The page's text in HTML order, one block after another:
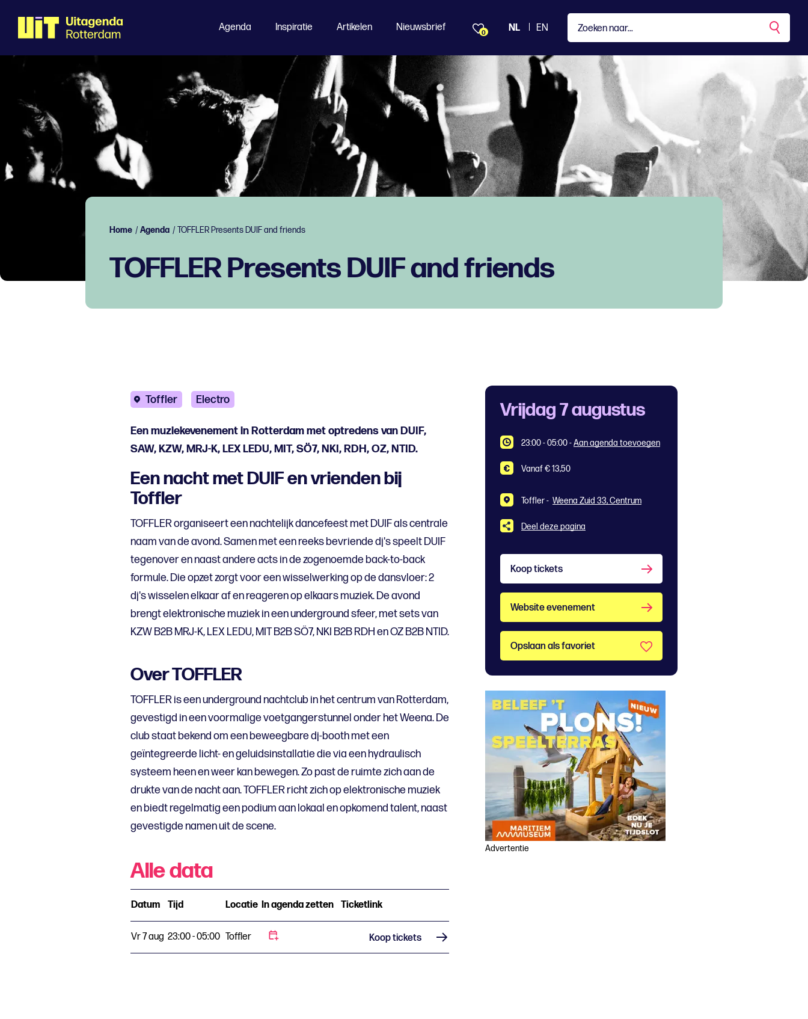
Agenda Inspiratie Artikelen Nieuwsbrief 0 NL EN
Home /Agenda /TOFFLER Presents DUIF and friends
TOFFLER Presents DUIF and friends
Toffler Electro
Een muziekevenement in Rotterdam met optredens van DUIF,
SAW, KZW, MRJ-K, LEX LEDU, MIT, SÖ7, NKI, RDH, OZ, NTID.
Een nacht met DUIF en vrienden bij
Toffler
TOFFLER organiseert een nachtelijk dancefeest met DUIF als centrale
naam van de avond. Samen met een reeks bevriende dj's speelt DUIF
tegenover en naast andere acts in de zogenoemde back-to-back
formule. Die opzet zorgt voor een wisselwerking op de dansvloer: 2
dj's wisselen elkaar af en reageren op elkaars muziek. De avond
brengt elektronische muziek in een underground sfeer, met sets van
KZW B2B MRJ-K, LEX LEDU, MIT B2B SÖ7, NKI B2B RDH en OZ B2B NTID.
Over TOFFLER
TOFFLER is een underground nachtclub in het centrum van Rotterdam,
gevestigd in een voormalige voetgangerstunnel onder het Weena. De
club staat bekend om een beweegbare dj-booth met een
geïntegreerde licht- en geluidsinstallatie die via een hydraulisch
systeem heen en weer kan bewegen. Zo past de ruimte zich aan de
drukte van de nacht aan. TOFFLER richt zich op elektronische muziek
en biedt regelmatig een podium aan lokaal en opkomend talent, naast
gevestigde namen uit de scene.
Alle data
Datum Tijd Locatie In agenda zetten Ticketlink
Vr 7 aug 23:00 - 05:00 Toffler Koop tickets
Vrijdag 7 augustus
23:00 - 05:00-Aan agenda toevoegen
Vanaf € 13,50
Toffler - Weena Zuid 33, Centrum
Deel deze pagina
Koop tickets
Website evenement
Opslaan als favoriet
Advertentie